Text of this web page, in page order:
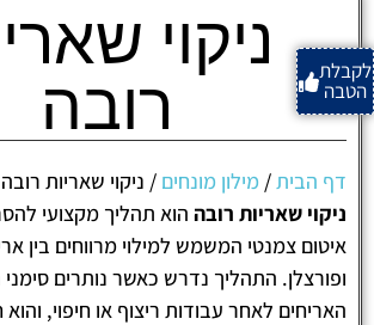
לקבלת
הטבה
ניקוי
רובה
דף הבית/ מילון מונחים / ניקוי שאריות רובה
ניקוי שאריות רובה הוא תהליך מקצועי
איטום צמנטי המשמש למילוי מרווחים בין
ופורצלן. התהליך נדרש כאשר נותרים סימני
האריחים לאחר עבודות ריצוף או חיפוי, והוא